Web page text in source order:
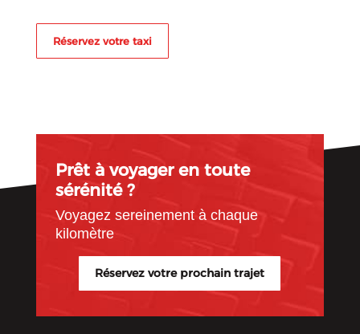
Réservez votre taxi
Prêt à voyager en toute
sérénité ?
Voyagez sereinement à chaque
kilomètre
Réservez votre prochain trajet